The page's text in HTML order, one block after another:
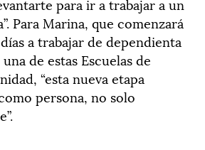
Para Marina, que comenzará
a trabajar de dependienta
de estas Escuelas de
“esta nueva etapa
persona, no solo